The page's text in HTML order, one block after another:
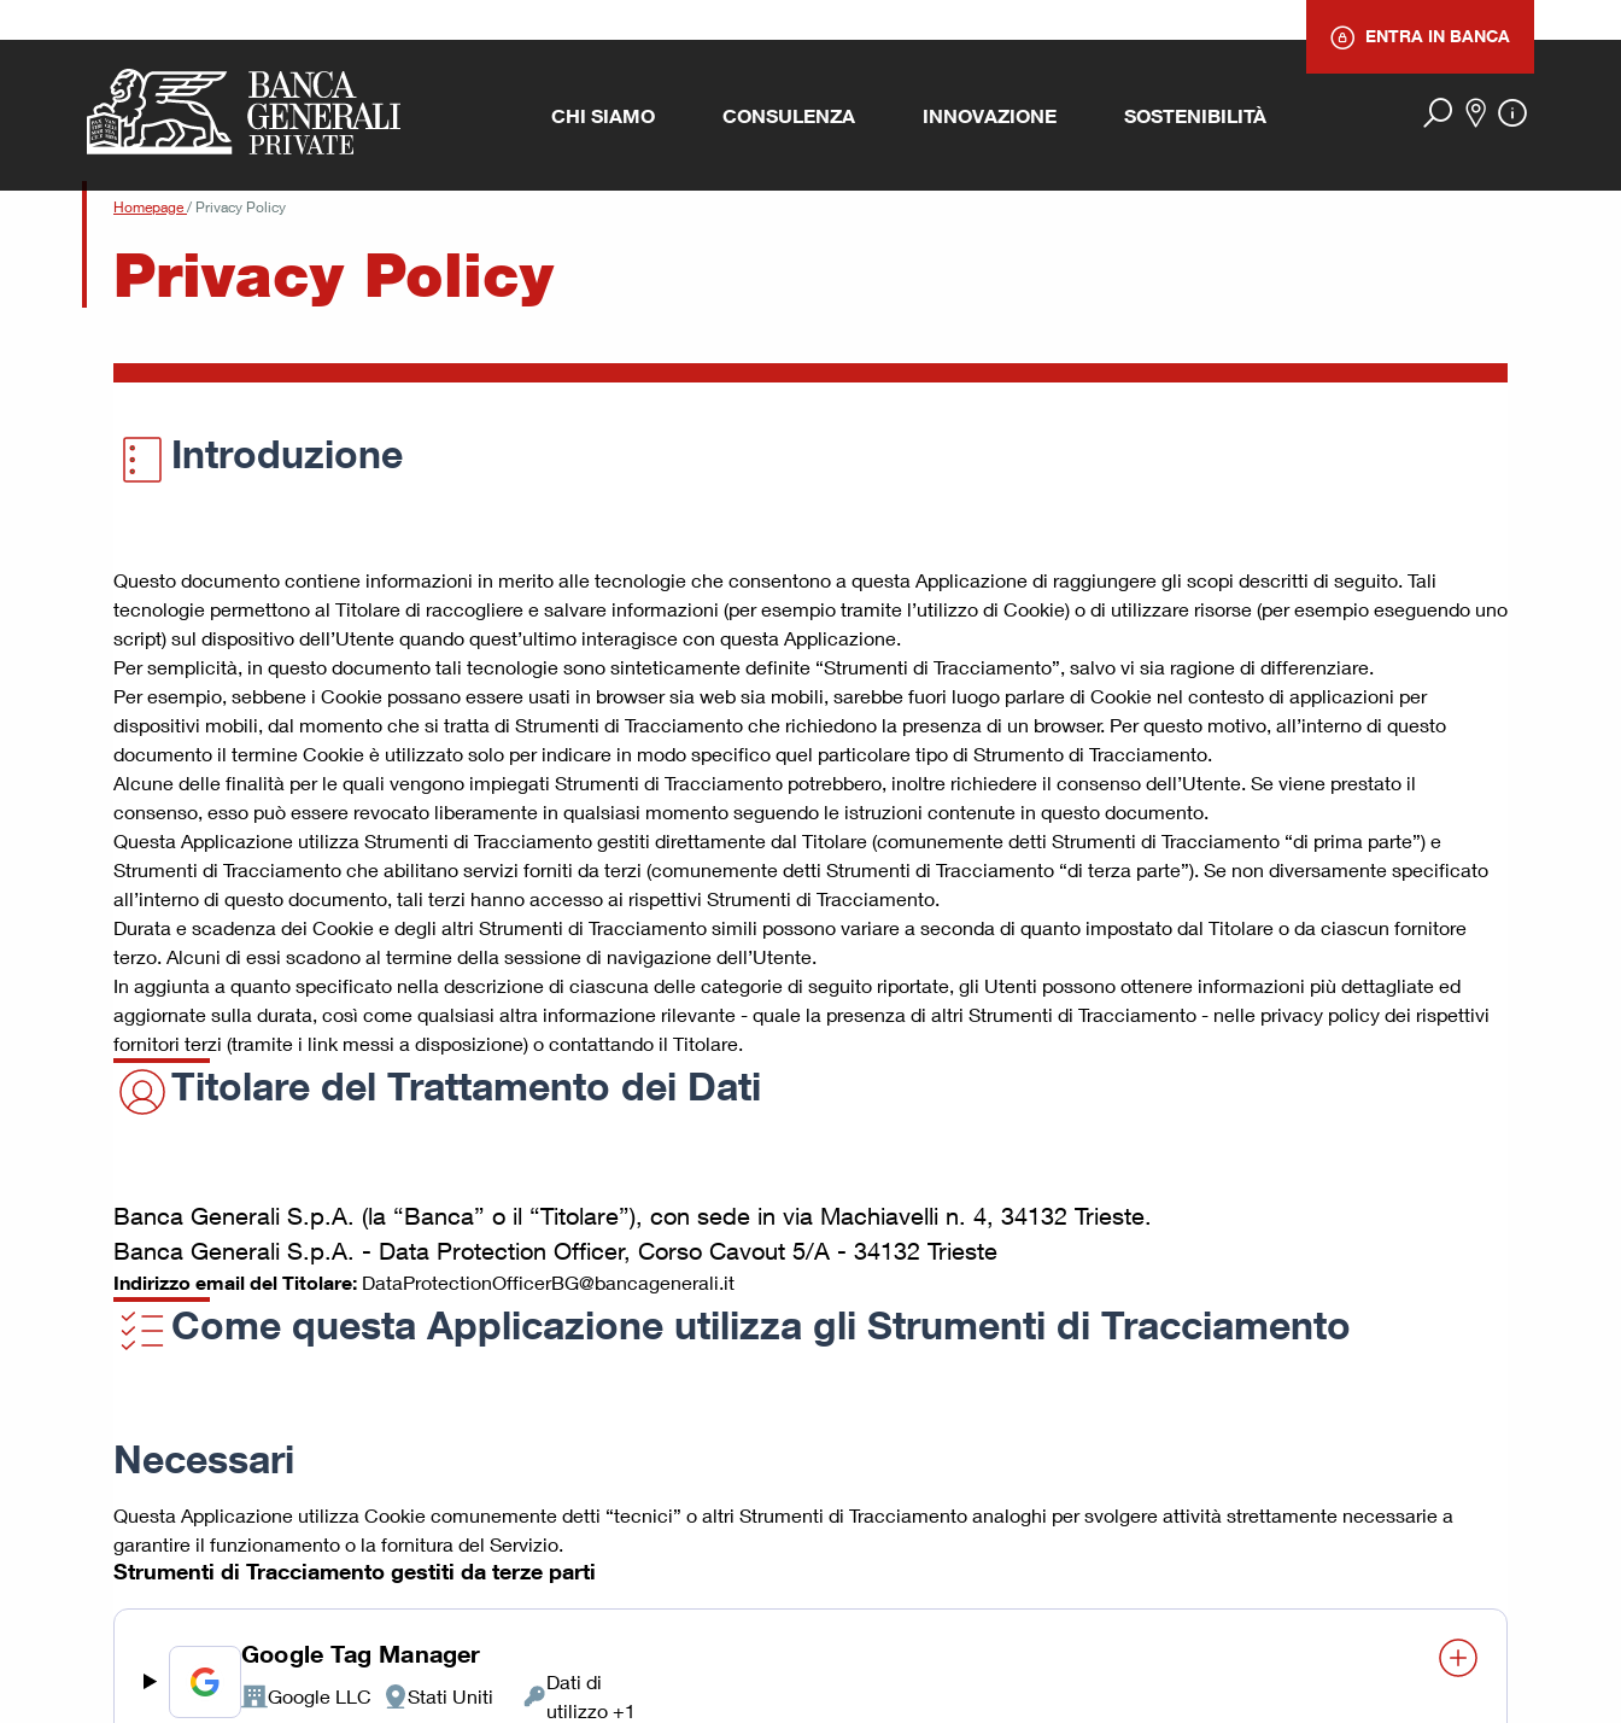
CHI SIAMO CONSULENZA INNOVAZIONE SOSTENIBILITÀ
ENTRA IN BANCA
Homepage / Privacy Policy
Privacy Policy
Introduzione
Questo documento contiene informazioni in merito alle tecnologie che consentono a questa Applicazione di raggiungere gli scopi descritti di seguito. Tali
tecnologie permettono al Titolare di raccogliere e salvare informazioni (per esempio tramite l’utilizzo di Cookie) o di utilizzare risorse (per esempio eseguendo uno
script) sul dispositivo dell’Utente quando quest’ultimo interagisce con questa Applicazione.
Per semplicità, in questo documento tali tecnologie sono sinteticamente definite “Strumenti di Tracciamento”, salvo vi sia ragione di differenziare.
Per esempio, sebbene i Cookie possano essere usati in browser sia web sia mobili, sarebbe fuori luogo parlare di Cookie nel contesto di applicazioni per
dispositivi mobili, dal momento che si tratta di Strumenti di Tracciamento che richiedono la presenza di un browser. Per questo motivo, all’interno di questo
documento il termine Cookie è utilizzato solo per indicare in modo specifico quel particolare tipo di Strumento di Tracciamento.
Alcune delle finalità per le quali vengono impiegati Strumenti di Tracciamento potrebbero, inoltre richiedere il consenso dell’Utente. Se viene prestato il
consenso, esso può essere revocato liberamente in qualsiasi momento seguendo le istruzioni contenute in questo documento.
Questa Applicazione utilizza Strumenti di Tracciamento gestiti direttamente dal Titolare (comunemente detti Strumenti di Tracciamento “di prima parte”) e
Strumenti di Tracciamento che abilitano servizi forniti da terzi (comunemente detti Strumenti di Tracciamento “di terza parte”). Se non diversamente specificato
all’interno di questo documento, tali terzi hanno accesso ai rispettivi Strumenti di Tracciamento.
Durata e scadenza dei Cookie e degli altri Strumenti di Tracciamento simili possono variare a seconda di quanto impostato dal Titolare o da ciascun fornitore
terzo. Alcuni di essi scadono al termine della sessione di navigazione dell’Utente.
In aggiunta a quanto specificato nella descrizione di ciascuna delle categorie di seguito riportate, gli Utenti possono ottenere informazioni più dettagliate ed
aggiornate sulla durata, così come qualsiasi altra informazione rilevante - quale la presenza di altri Strumenti di Tracciamento - nelle privacy policy dei rispettivi
fornitori terzi (tramite i link messi a disposizione) o contattando il Titolare.
Titolare del Trattamento dei Dati
Banca Generali S.p.A. (la “Banca” o il “Titolare”), con sede in via Machiavelli n. 4, 34132 Trieste.
Banca Generali S.p.A. - Data Protection Officer, Corso Cavout 5/A - 34132 Trieste
Indirizzo email del Titolare: DataProtectionOfficerBG@bancagenerali.it
Come questa Applicazione utilizza gli Strumenti di Tracciamento
Necessari
Questa Applicazione utilizza Cookie comunemente detti “tecnici” o altri Strumenti di Tracciamento analoghi per svolgere attività strettamente necessarie a
garantire il funzionamento o la fornitura del Servizio.
Strumenti di Tracciamento gestiti da terze parti
Google Tag Manager
Azienda:
Google LLC
Luogo
Stati Uniti
Dati
Dati di
utilizzo +1